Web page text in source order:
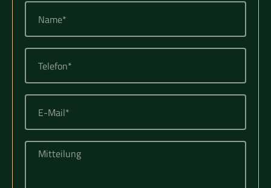
Name*
Telefon*
E-
Mail*
Mitteilung